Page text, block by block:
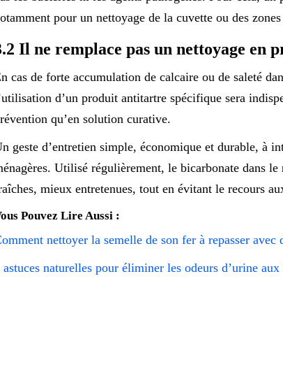
pour un nettoyage de la cuvette ou des
Il ne remplace pas un nettoyage en
cas de forte accumulation de calcaire ou de saleté
d’un produit antitartre spécifique sera
qu’en solution curative.
geste d’entretien simple, économique et durable, à
Utilisé régulièrement, le bicarbonate dans
mieux entretenues, tout en évitant le recours
Pouvez Lire Aussi :
nettoyer la semelle de son fer à repasser
astuces naturelles pour éliminer les odeurs d’urine